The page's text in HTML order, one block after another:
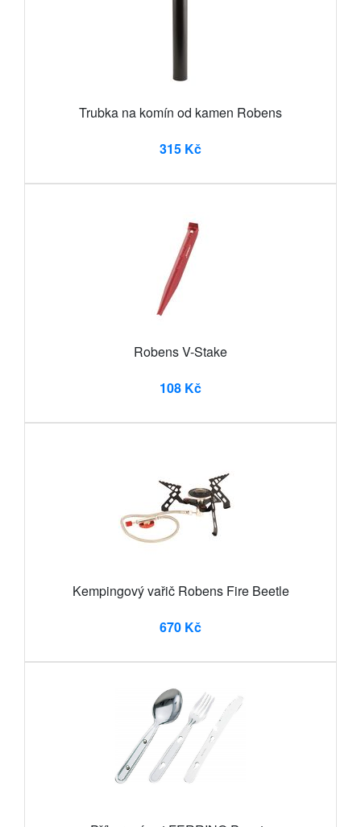
Trubka na komín od kamen Robens
315 Kč
Robens V-Stake
108 Kč
Kempingový vařič Robens Fire Beetle
670 Kč